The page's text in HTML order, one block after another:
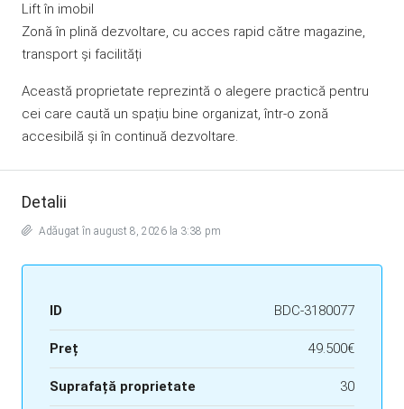
Lift în imobil
Zonă în plină dezvoltare, cu acces rapid către magazine,
transport și facilități
Această proprietate reprezintă o alegere practică pentru
cei care caută un spațiu bine organizat, într-o zonă
accesibilă și în continuă dezvoltare.
Detalii
Adăugat în august 8, 2026 la 3:38 pm
ID BDC-3180077
Preț 49.500€
Suprafață proprietate 30